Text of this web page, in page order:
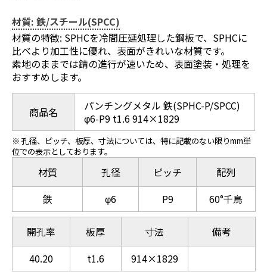
材質: 鉄/スチール(SPCC)
材質の特徴: SPHCを冷間圧延処理した鋼板で、SPHCに
比べより加工性に優れ、表面がきれいな材質です。
素地のままでは錆の進行が速いため、表面塗装・処理を
おすすめします。
商品名
パンチングメタル 鉄(SPHC-P/SPCC)
φ6-P9 t1.6 914×1829
※ 孔径、ピッチ、板厚、寸法については、特に記載のない限りmm単
位での表示としております。
材質
鉄
孔径
φ6
ピッチ
P9
配列
60°千鳥
開孔率
40.20
板厚
t1.6
寸法
914×1829
備考